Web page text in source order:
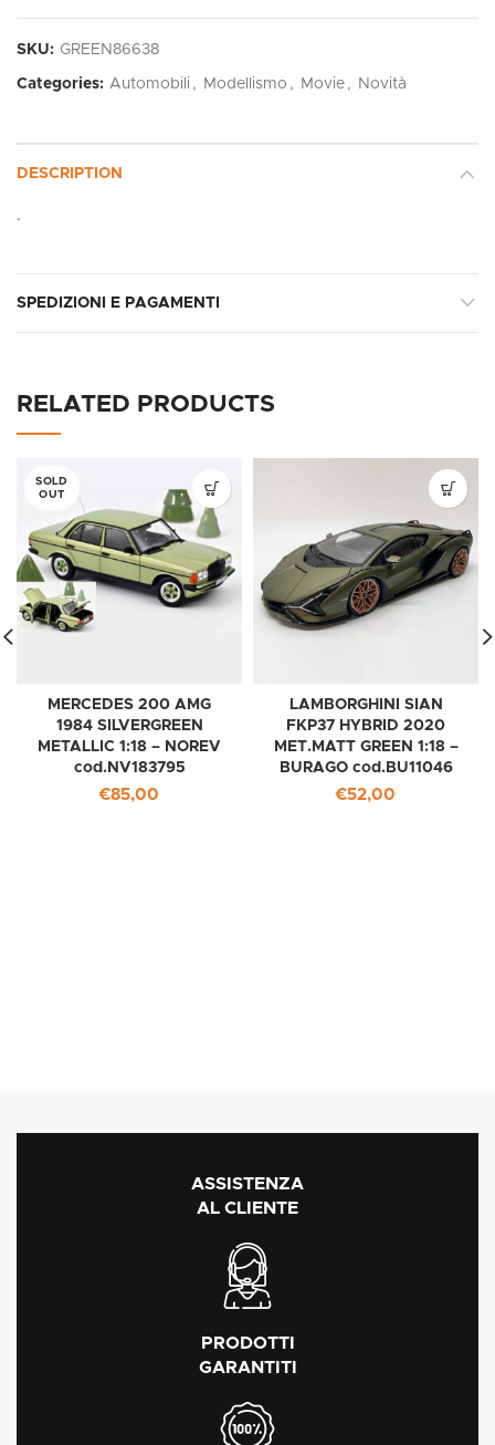
SKU: GREEN86638
Categories: Automobili , Modellismo , Movie , Novità
DESCRIPTION
.
SPEDIZIONI E PAGAMENTI
RELATED PRODUCTS
SOLD
OUT
MERCEDES 200 AMG
1984 SILVERGREEN
METALLIC 1:18 – NOREV
cod.NV183795
€85,00
LAMBORGHINI SIAN
FKP37 HYBRID 2020
MET.MATT GREEN 1:18 –
BURAGO cod.BU11046
€52,00
ASSISTENZA
AL CLIENTE
PRODOTTI
GARANTITI